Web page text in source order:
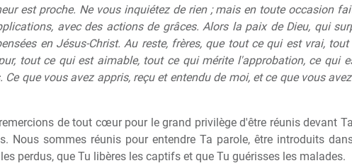
est proche. Ne vous inquiétez de rien ; mais en toute occasion
avec des actions de grâces. Alors la paix de Dieu, qui
en Jésus-Christ. Au reste, frères, que tout ce qui est vrai,
tout ce qui est aimable, tout ce qui mérite l'approbation, ce qui
Ce que vous avez appris, reçu et entendu de moi, et ce que vous
de tout cœur pour le grand privilège d'être réunis devant
Nous sommes réunis pour entendre Ta parole, être introduits
perdus, que Tu libères les captifs et que Tu guérisses les malades.